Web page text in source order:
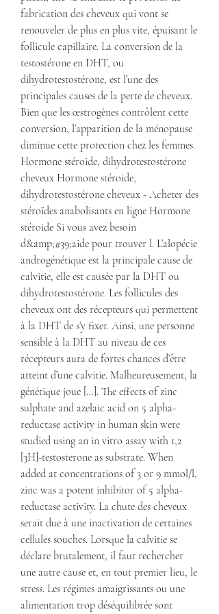
fabrication des cheveux qui vont se
renouveler de plus en plus vite, épuisant le
follicule capillaire. La conversion de la
testostérone en DHT, ou
dihydrotestostérone, est l’une des
principales causes de la perte de cheveux.
Bien que les œstrogènes contrôlent cette
conversion, l’apparition de la ménopause
diminue cette protection chez les femmes.
Hormone stéroide, dihydrotestostérone
cheveux Hormone stéroide,
dihydrotestostérone cheveux - Acheter des
stéroïdes anabolisants en ligne Hormone
stéroide Si vous avez besoin
d&amp;#39;aide pour trouver l. L’alopécie
androgénétique est la principale cause de
calvitie, elle est causée par la DHT ou
dihydrotestostérone. Les follicules des
cheveux ont des récepteurs qui permettent
à la DHT de s’y fixer. Ainsi, une personne
sensible à la DHT au niveau de ces
récepteurs aura de fortes chances d’être
atteint d’une calvitie. Malheureusement, la
génétique joue […]. The effects of zinc
sulphate and azelaic acid on 5 alpha-
reductase activity in human skin were
studied using an in vitro assay with 1,2
[3H]-testosterone as substrate. When
added at concentrations of 3 or 9 mmol/l,
zinc was a potent inhibitor of 5 alpha-
reductase activity. La chute des cheveux
serait due à une inactivation de certaines
cellules souches. Lorsque la calvitie se
déclare brutalement, il faut rechercher
une autre cause et, en tout premier lieu, le
stress. Les régimes amaigrissants ou une
alimentation trop déséquilibrée sont